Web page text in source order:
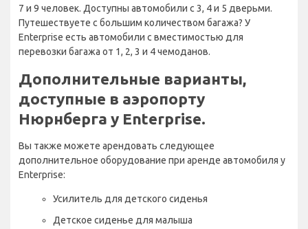
7 и 9 человек. Доступны автомобили с 3, 4 и 5 дверьми.
Путешествуете с большим количеством багажа? У
Enterprise есть автомобили с вместимостью для
перевозки багажа от 1, 2, 3 и 4 чемоданов.
Дополнительные варианты,
доступные в аэропорту
Нюрнберга у Enterprise.
Вы также можете арендовать следующее
дополнительное оборудование при аренде автомобиля у
Enterprise:
Усилитель для детского сиденья
Детское сиденье для малыша